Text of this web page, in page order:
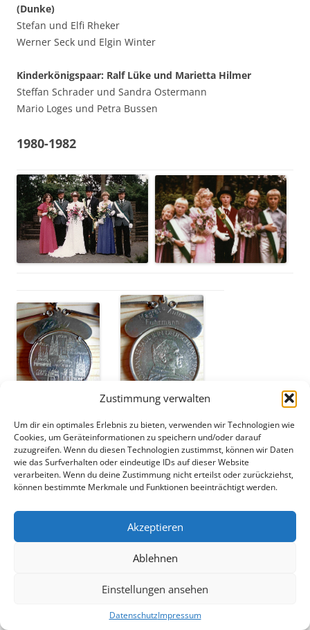
Zustimmung verwalten
Um dir ein optimales Erlebnis zu bieten, verwenden wir Technologien wie
Cookies, um Geräteinformationen zu speichern und/oder darauf
zuzugreifen. Wenn du diesen Technologien zustimmst, können wir Daten
wie das Surfverhalten oder eindeutige IDs auf dieser Website
verarbeiten. Wenn du deine Zustimmung nicht erteilst oder zurückziehst,
können bestimmte Merkmale und Funktionen beeinträchtigt werden.
Akzeptieren
Ablehnen
Einstellungen ansehen
DatenschutzImpressum
(Dunke)
Stefan und Elfi Rheker
Werner Seck und Elgin Winter
Kinderkönigspaar: Ralf Lüke und Marietta Hilmer
Steffan Schrader und Sandra Ostermann
Mario Loges und Petra Bussen
1980-1982
Königspaar: Anton und Magret Fuhrmann
Helmut und Christel Karlheim
Hainer und Conny Schlüter
Ralf Lüke und Marietta Hilmer
Frank Lüke und Hildegard Drewes